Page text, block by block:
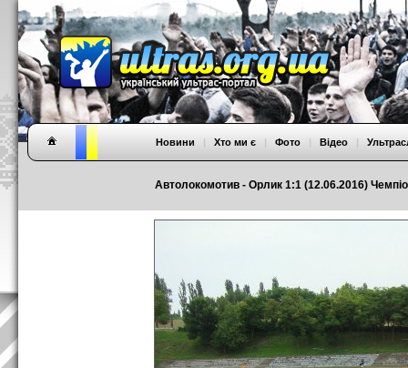
Автолокомотив - Орлик 1:1 (12.06.2016)
Новини | Хто ми є | Фото | Відео |